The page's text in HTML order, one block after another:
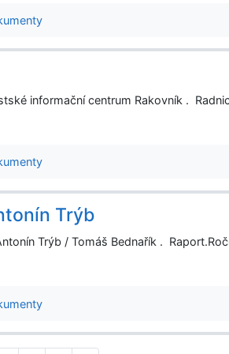
informační centrum Rakovník .
Trýb
Trýb / Tomáš Bednařík .